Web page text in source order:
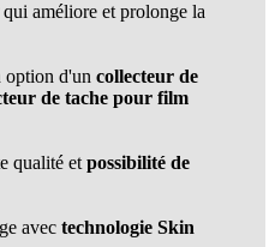
qui améliore et prolonge la
option d'un collecteur de
de tache pour film
qualité et possibilité de
avec technologie Skin